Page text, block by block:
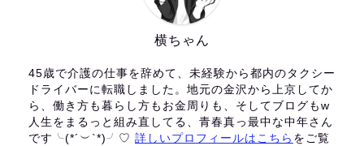
横ちゃん
45歳で介護の仕事を辞めて、未経験から都内のタクシー
ドライバーに転職しました。地元の金沢から上京してか
ら、働き方も暮らし方もお金周りも、そしてブログもw
人生をまるっと組み直してる、青春真っ最中な中年さん
です╰(*´︶`*)╯♡ 詳しいプロフィールはこちら をご覧